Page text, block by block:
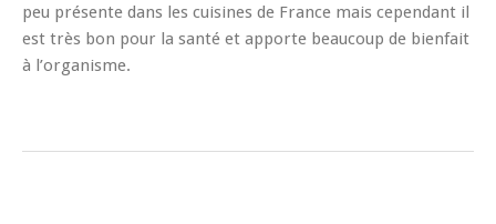
peu présente dans les cuisines de France mais cependant il
est très bon pour la santé et apporte beaucoup de bienfait
à l’organisme.